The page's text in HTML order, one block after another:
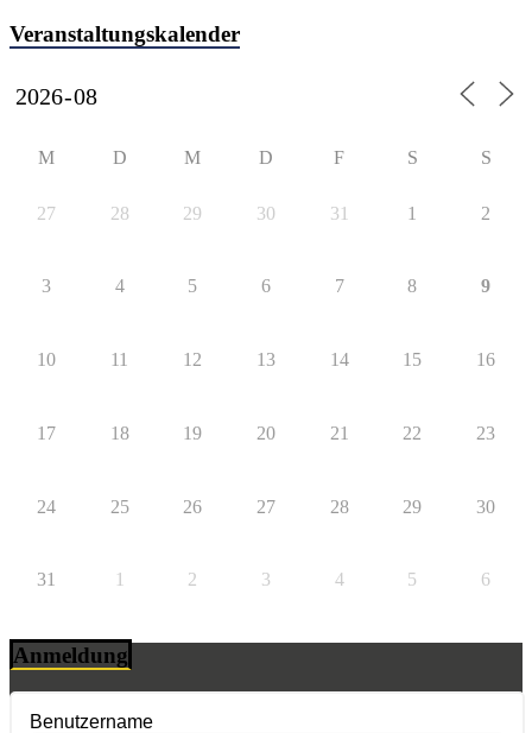
Veranstaltungskalender
M D M D F S S
27 28 29 30 31 1 2
3 4 5 6 7 8 9
10 11 12 13 14 15 16
17 18 19 20 21 22 23
24 25 26 27 28 29 30
31 1 2 3 4 5 6
Anmeldung
Benutzername